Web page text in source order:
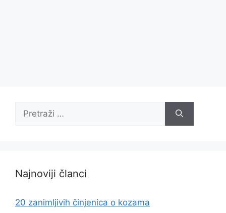
Najnoviji članci
20 zanimljivih činjenica o kozama